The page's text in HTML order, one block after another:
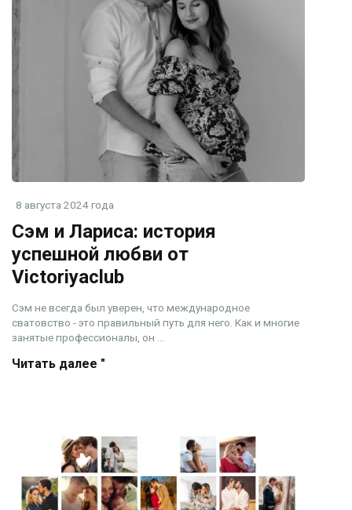
8 августа 2024 года
Сэм и Лариса: история
успешной любви от
Victoriyaclub
Сэм не всегда был уверен, что международное
сватовство - это правильный путь для него. Как и многие
занятые профессионалы, он ...
Читать далее "